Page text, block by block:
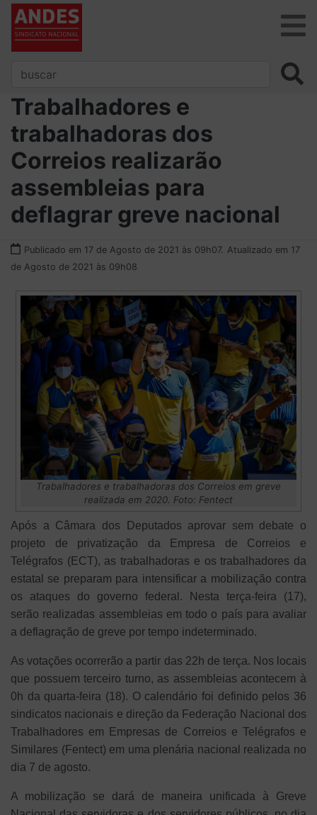
Trabalhadores e
trabalhadoras dos
Correios realizarão
assembleias para
deflagrar greve nacional
Publicado em 17 de Agosto de 2021 às 09h07. Atualizado em 17
de Agosto de 2021 às 09h08
Trabalhadores e trabalhadoras dos Correios em greve
realizada em 2020. Foto: Fentect
Após a Câmara dos Deputados aprovar sem debate o
projeto de privatização da Empresa de Correios e
Telégrafos (ECT), as trabalhadoras e os trabalhadores da
estatal se preparam para intensificar a mobilização contra
os ataques do governo federal. Nesta terça-feira (17),
serão realizadas assembleias em todo o país para avaliar
a deflagração de greve por tempo indeterminado.
As votações ocorrerão a partir das 22h de terça. Nos locais
que possuem terceiro turno, as assembleias acontecem à
0h da quarta-feira (18). O calendário foi definido pelos 36
sindicatos nacionais e direção da Federação Nacional dos
Trabalhadores em Empresas de Correios e Telégrafos e
Similares (Fentect) em uma plenária nacional realizada no
dia 7 de agosto.
A mobilização se dará de maneira unificada à Greve